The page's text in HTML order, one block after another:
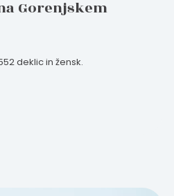
Gorenjskem
deklic in žensk.